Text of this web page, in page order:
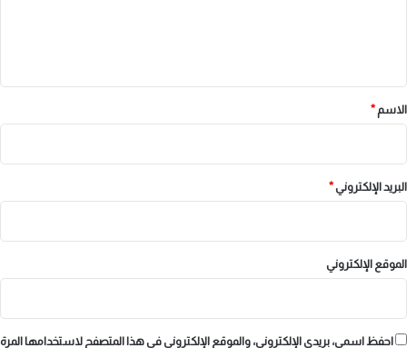
*
الاسم *
البريد الإلكتروني*
الموقع الإلكتروني
احفظ اسمي، بريدي الإلكتروني، والموقع الإلكتروني في هذا المتصفح لاستخدامها المرة